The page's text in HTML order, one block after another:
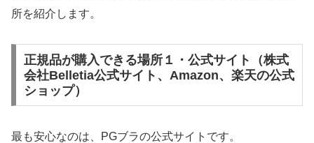
所を紹介します。
正規品が購入できる場所１・公式サイト（株式
会社Belletia公式サイト、Amazon、楽天の公式
ショップ）
最も安心なのは、PGブラの公式サイトです。